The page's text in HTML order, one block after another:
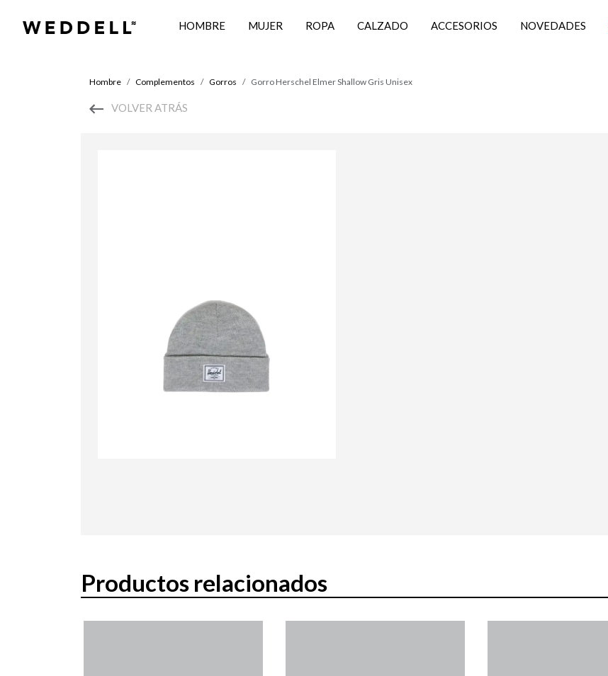
HOMBRE MUJER ROPA CALZADO ACCESORIOS NOVEDADES
Hombre Complementos Gorros Gorro Herschel Elmer Shallow Gris Unisex
VOLVER ATRÁS
Productos relacionados